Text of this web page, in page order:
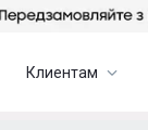
Клиентам